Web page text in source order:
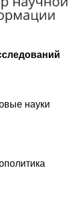
науки